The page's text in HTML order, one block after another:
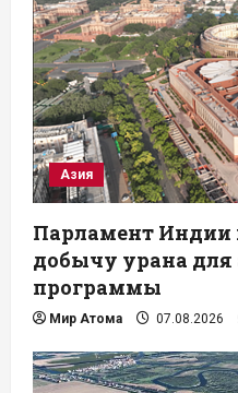
Азия
Парламент Индии
добычу урана для
программы
Мир Атома 07.08.2026